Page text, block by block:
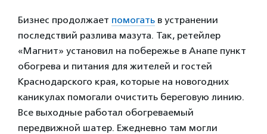
Бизнес продолжает помогать в устранении
последствий разлива мазута. Так, ретейлер
«Магнит» установил на побережье в Анапе пункт
обогрева и питания для жителей и гостей
Краснодарского края, которые на новогодних
каникулах помогали очистить береговую линию.
Все выходные работал обогреваемый
передвижной шатер. Ежедневно там могли